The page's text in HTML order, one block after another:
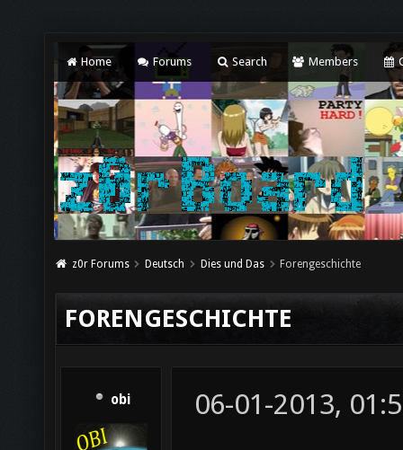
Home Forums Search Members
z0r Forums Deutsch Dies und Das Forengeschichte
FORENGESCHICHTE
obi 06-01-2013,